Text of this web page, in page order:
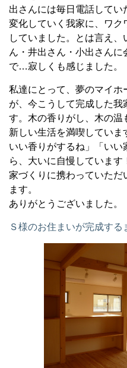
出さんには毎日電話してい
変化していく我家に、ワク
していました。とは言え
ん・井出さん・小出さん
で…寂しくも感じました。
私達にとって、夢のマイホ
が、今こうして完成した
す。木の香りがし、木の
新しい生活を満喫してい
いい香りがするね」「い
ら、大いに自慢しています
家づくりに携わっていただ
ます。
ありがとうございました。
Ｓ様のお住まいが完成す